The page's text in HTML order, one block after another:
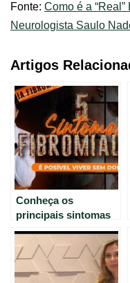
Fonte: Como é a
Neurologista Saulo
Artigos
Conheça os
principais sintomas
da fibromialgia –
Saúde em Foco